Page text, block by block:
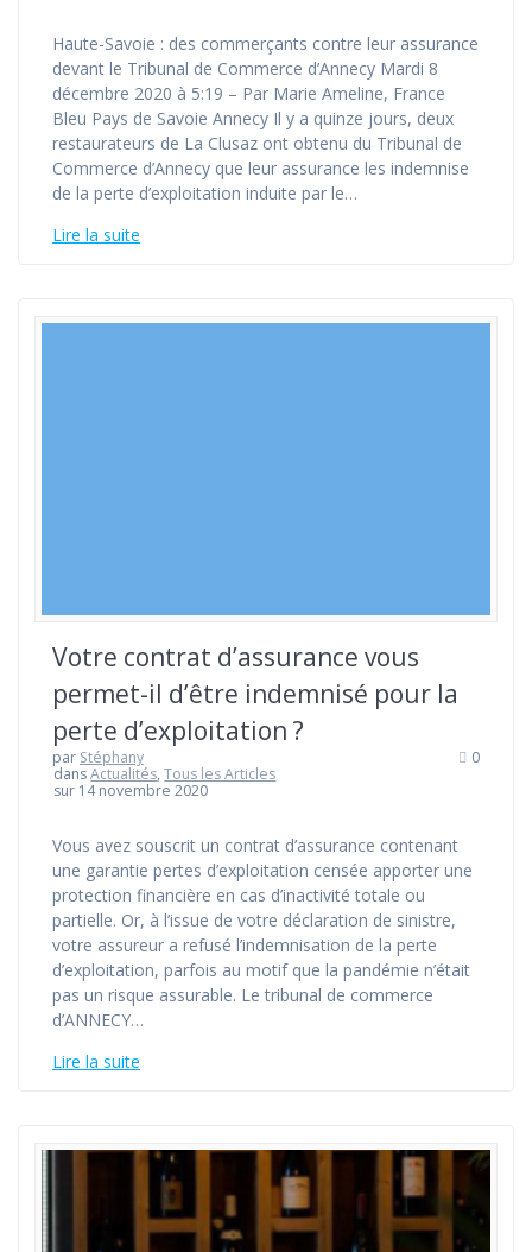
Haute-Savoie : des commerçants contre leur assurance
devant le Tribunal de Commerce d’Annecy Mardi 8
décembre 2020 à 5:19 – Par Marie Ameline, France
Bleu Pays de Savoie Annecy Il y a quinze jours, deux
restaurateurs de La Clusaz ont obtenu du Tribunal de
Commerce d’Annecy que leur assurance les indemnise
de la perte d’exploitation induite par le…
Lire la suite
Votre contrat d’assurance vous
permet-il d’être indemnisé pour la
perte d’exploitation ?
par Stéphany
dansActualités,Tous les Articles
sur 14 novembre 2020
0
Vous avez souscrit un contrat d’assurance contenant
une garantie pertes d’exploitation censée apporter une
protection financière en cas d’inactivité totale ou
partielle. Or, à l’issue de votre déclaration de sinistre,
votre assureur a refusé l’indemnisation de la perte
d’exploitation, parfois au motif que la pandémie n’était
pas un risque assurable. Le tribunal de commerce
d’ANNECY…
Lire la suite